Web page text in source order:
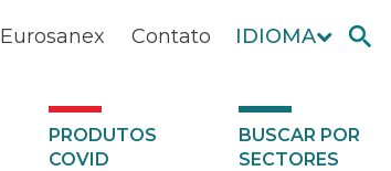
IDIOMA
Contato
Eurosanex
PRODUTOS
COVID
BUSCAR POR
SECTORES